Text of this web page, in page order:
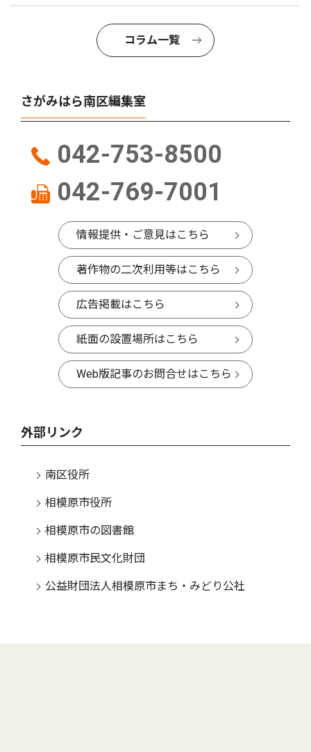
コラム一覧
さがみはら南区編集室
042-753-8500
042-769-7001
情報提供・ご意見はこちら
著作物の二次利用等はこちら
広告掲載はこちら
紙面の設置場所はこちら
Web版記事のお問合せはこちら
外部リンク
南区役所
相模原市役所
相模原市の図書館
相模原市民文化財団
公益財団法人相模原市まち・みどり公社